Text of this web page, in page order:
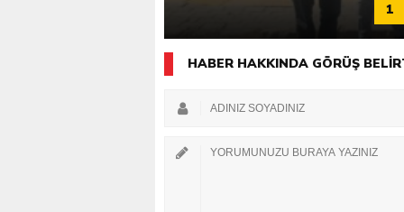
1
HABER HAKKINDA GÖRÜŞ